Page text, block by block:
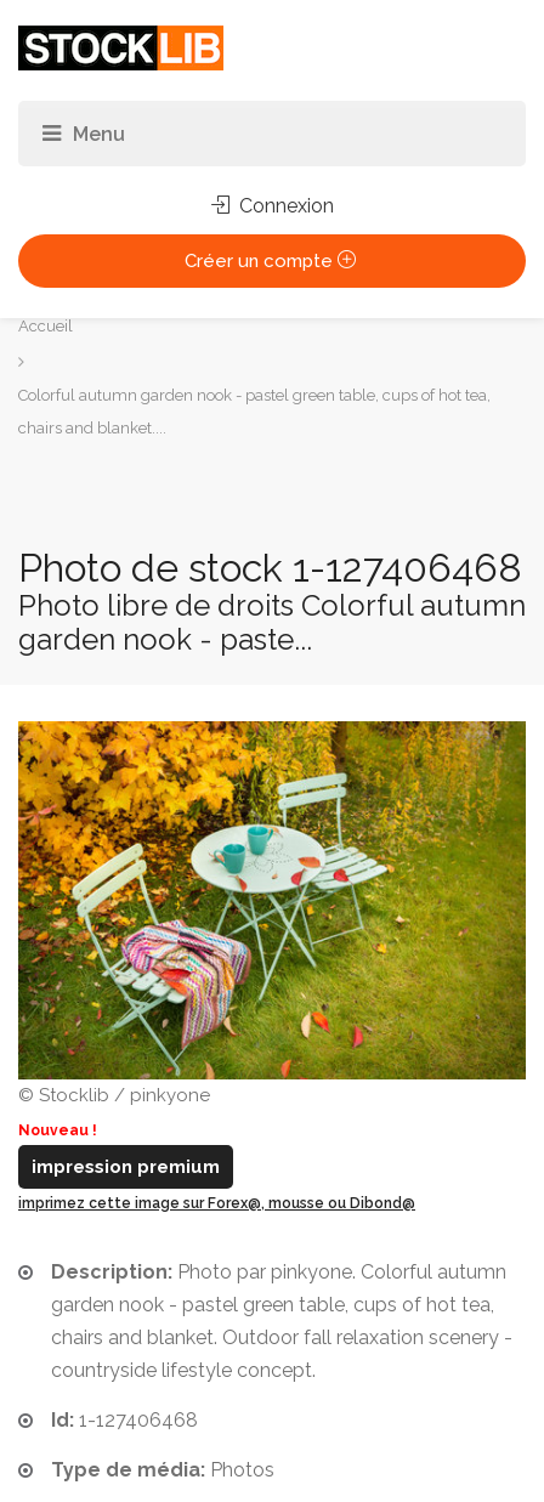
Connexion
Créer un compte
Vous
êtes
ici :
Accueil
Colorful autumn garden nook - pastel green table, cups of hot tea,
chairs and blanket....
Photo de stock 1-127406468
Photo libre de droits Colorful autumn
garden nook - paste...
© Stocklib / pinkyone
Nouveau !
impression premium
imprimez cette image sur Forex@, mousse ou Dibond@
Description: Photo par pinkyone. Colorful autumn
garden nook - pastel green table, cups of hot tea,
chairs and blanket. Outdoor fall relaxation scenery -
countryside lifestyle concept.
Id: 1-127406468
Type de média: Photos